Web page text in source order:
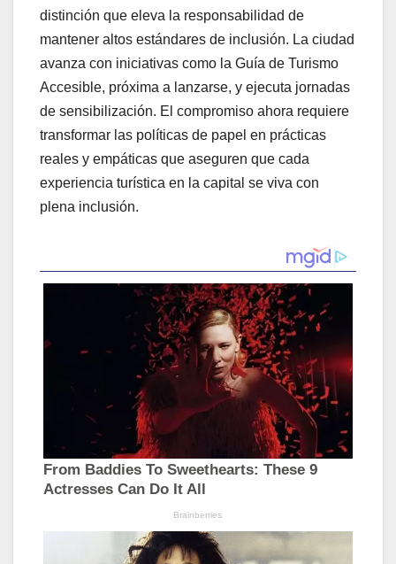
distinción que eleva la responsabilidad de
mantener altos estándares de inclusión. La ciudad
avanza con iniciativas como la Guía de Turismo
Accesible, próxima a lanzarse, y ejecuta jornadas
de sensibilización. El compromiso ahora requiere
transformar las políticas de papel en prácticas
reales y empáticas que aseguren que cada
experiencia turística en la capital se viva con
plena inclusión.